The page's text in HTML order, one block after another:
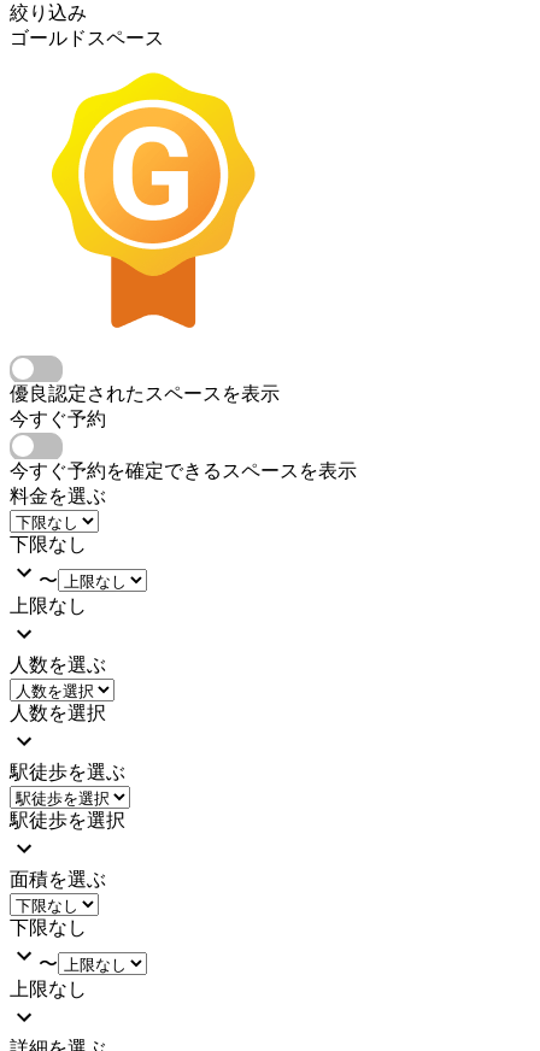
絞り込み
ゴールドスペース
優良認定されたスペースを表示
今すぐ予約
今すぐ予約を確定できるスペースを表示
料金を選ぶ
下限なし
〜
上限なし
人数を選ぶ
人数を選択
駅徒歩を選ぶ
駅徒歩を選択
面積を選ぶ
下限なし
〜
上限なし